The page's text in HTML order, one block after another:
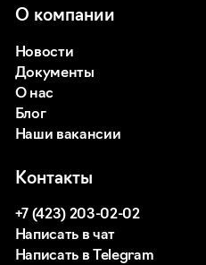
О компании
Новости
Документы
О нас
Блог
Наши вакансии
Контакты
+7 (423) 203-02-02
Написать в чат
Написать в Telegram